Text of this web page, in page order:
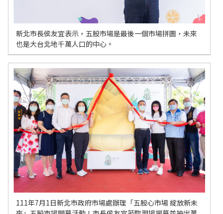
新北市長侯友宜表示，五股市場是最後一個市場拼圖，未來
也是大台北地千萬人口的中心。
111年7月1日新北市政府市場處辦理「五股心市場 綻放新未